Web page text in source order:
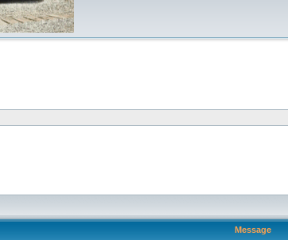
Message